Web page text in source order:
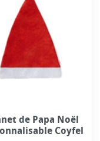
de Papa Noël
Coyfel